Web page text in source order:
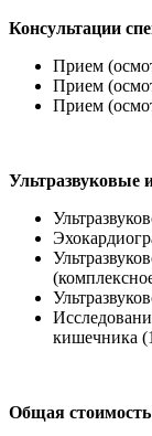
Консультации
Прием
Прием
Прием
Ультразвуковые
кишечника
Общая